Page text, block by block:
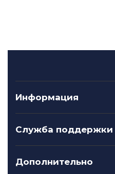
Информация
Служба поддержки
Дополнительно